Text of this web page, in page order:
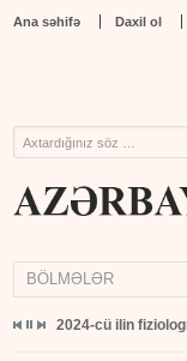
Ana səhifə Daxil ol
BÖLMƏLƏR
2024-cü ilin